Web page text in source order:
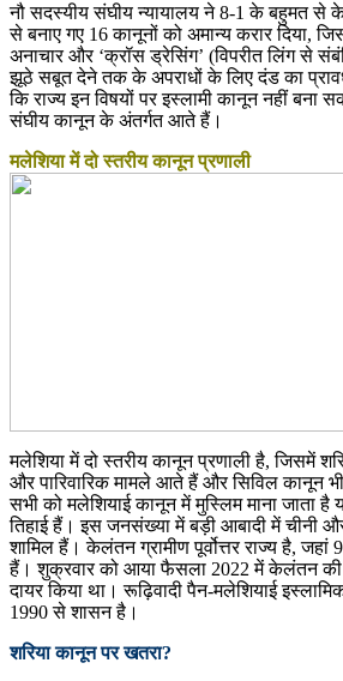
नौ सदस्यीय संघीय न्यायालय ने 8-1 के बहुमत से
से बनाए गए 16 कानूनों को अमान्य करार दिया,
अनाचार और ‘क्रॉस ड्रेसिंग’ (विपरीत लिंग से
झूठे सबूत देने तक के अपराधों के लिए दंड का
कि राज्य इन विषयों पर इस्लामी कानून नहीं बना
संघीय कानून के अंतर्गत आते हैं।
मलेशिया में दो स्तरीय कानून प्रणाली
मलेशिया में दो स्तरीय कानून प्रणाली है, जिसमें
और पारिवारिक मामले आते हैं और सिविल कानून
सभी को मलेशियाई कानून में मुस्लिम माना जाता है
तिहाई हैं। इस जनसंख्या में बड़ी आबादी में चीनी
शामिल हैं। केलंतन ग्रामीण पूर्वोत्तर राज्य है,
हैं। शुक्रवार को आया फैसला 2022 में केलंतन की
दायर किया था। रूढ़िवादी पैन-मलेशियाई
1990 से शासन है।
शरिया कानून पर खतरा?